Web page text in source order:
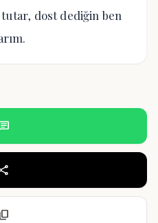
dost dediğin ben
content_copy